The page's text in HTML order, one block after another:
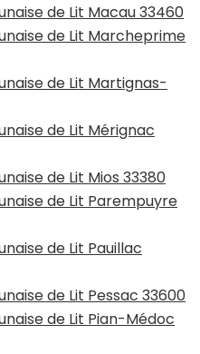
de Lit Macau 33460
de Lit Marcheprime
de Lit Martignas-
de Lit Mérignac
de Lit Mios 33380
de Lit Parempuyre
de Lit Pauillac
de Lit Pessac 33600
de Lit Pian-Médoc